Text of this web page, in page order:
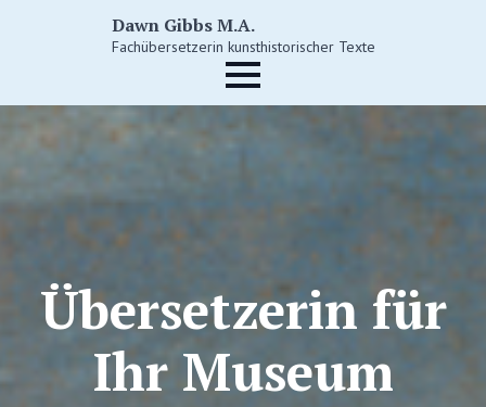
Dawn Gibbs M.A.
Fachübersetzerin kunsthistorischer Texte
Übersetzerin für
Ihr Museum